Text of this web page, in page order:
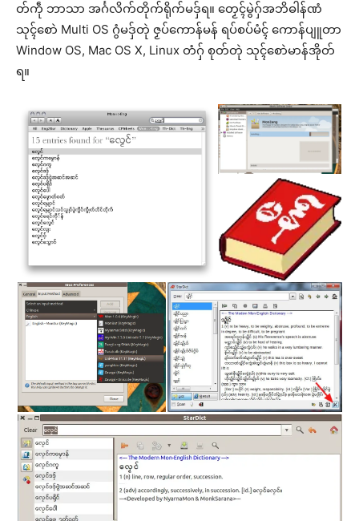
တ်ကဵု ဘာသာ အၚ်္ဂလိက်တိုက်ရိုက်မဒှ်ရ။ တၟေၚ်မွဲဂှ်အဘိဓါန်ဏံ
သုၚ်စောဲ Multi OS ဂွံမဒှ်တုဲ ဇၟပ်ကောန်မန် ရပ်စပ်မံၚ် ကောန်ပျူတာ
Window OS, Mac OS X, Linux တံဂှ် စုတ်တုဲ သုၚ်စောဲမာန်အိုတ်
ရ။